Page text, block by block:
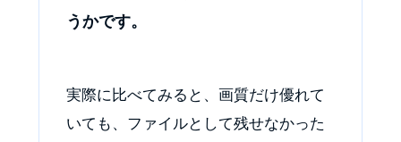
うかです。
実際に比べてみると、画質だけ優れて
いても、ファイルとして残せなかった